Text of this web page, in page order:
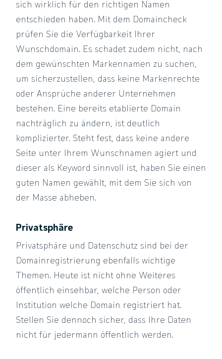
sich wirklich für den richtigen Namen
entschieden haben. Mit dem Domaincheck
prüfen Sie die Verfügbarkeit Ihrer
Wunschdomain. Es schadet zudem nicht, nach
dem gewünschten Markennamen zu suchen,
um sicherzustellen, dass keine Markenrechte
oder Ansprüche anderer Unternehmen
bestehen. Eine bereits etablierte Domain
nachträglich zu ändern, ist deutlich
komplizierter. Steht fest, dass keine andere
Seite unter Ihrem Wunschnamen agiert und
dieser als Keyword sinnvoll ist, haben Sie einen
guten Namen gewählt, mit dem Sie sich von
der Masse abheben.
Privatsphäre
Privatsphäre und Datenschutz sind bei der
Domainregistrierung ebenfalls wichtige
Themen. Heute ist nicht ohne Weiteres
öffentlich einsehbar, welche Person oder
Institution welche Domain registriert hat.
Stellen Sie dennoch sicher, dass Ihre Daten
nicht für jedermann öffentlich werden.